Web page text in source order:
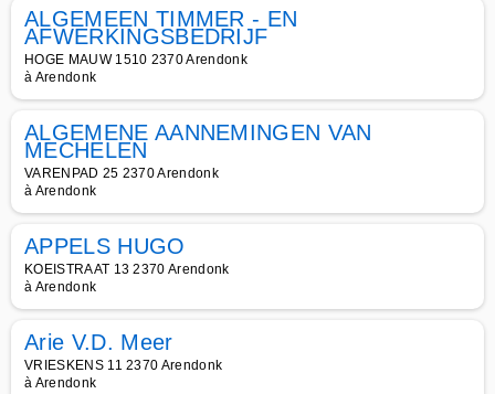
ALGEMEEN TIMMER - EN
AFWERKINGSBEDRIJF
HOGE MAUW 1510 2370 Arendonk
à Arendonk
ALGEMENE AANNEMINGEN VAN
MECHELEN
VARENPAD 25 2370 Arendonk
à Arendonk
APPELS HUGO
KOEISTRAAT 13 2370 Arendonk
à Arendonk
Arie V.D. Meer
VRIESKENS 11 2370 Arendonk
à Arendonk